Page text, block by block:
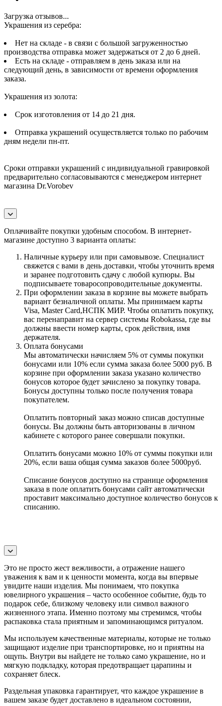
Загрузка отзывов...
Украшения из серебра:
Нет на складе - в связи с большой загруженностью
производства отправка может задержаться от 2 до 6 дней.
Есть на складе - отправляем в день заказа или на
следующий день, в зависимости от времени оформления
заказа.
Украшения из золота:
Срок изготовления от 14 до 21 дня.
Отправка украшений осуществляется только по рабочим
дням недели пн-пт.
Сроки отправки украшений с индивидуальной гравировкой
предварительно согласовываются с менеджером интернет
магазина Dr.Vorobev
Оплачивайте покупки удобным способом. В интернет-
магазине доступно 3 варианта оплаты:
Наличные курьеру или при самовывозе. Специалист
свяжется с вами в день доставки, чтобы уточнить время
и заранее подготовить сдачу с любой купюры. Вы
подписываете товаросопроводительные документы.
При оформлении заказа в корзине вы можете выбрать
вариант безналичной оплаты. Мы принимаем карты
Visa, Master Card,НСПК МИР. Чтобы оплатить покупку,
вас перенаправит на сервер системы Robokassa, где вы
должны ввести номер карты, срок действия, имя
держателя.
Оплата бонусами
Мы автоматически начисляем 5% от суммы покупки
бонусами или 10% если сумма заказа более 5000 руб. В
корзине при оформлении заказа указано количество
бонусов которое будет зачислено за покупку товара.
Бонусы доступны только после получения товара
покупателем.
Оплатить повторный заказ можно списав доступные
бонусы. Вы должны быть авторизованы в личном
кабинете с которого ранее совершали покупки.
Оплатить бонусами можно 10% от суммы покупки или
20%, если ваша общая сумма заказов более 5000руб.
Списание бонусов доступно на странице оформления
заказа в поле оплатить бонусами сайт автоматически
проставит максимально доступное количество бонусов к
списанию.
Это не просто жест вежливости, а отражение нашего
уважения к вам и к ценности момента, когда вы впервые
увидите наши изделия. Мы понимаем, что покупка
ювелирного украшения – часто особенное событие, будь то
подарок себе, близкому человеку или символ важного
жизненного этапа. Именно поэтому мы стремимся, чтобы
распаковка стала приятным и запоминающимся ритуалом.
Мы используем качественные материалы, которые не только
защищают изделие при транспортировке, но и приятны на
ощупь. Внутри вы найдете не только само украшение, но и
мягкую подкладку, которая предотвращает царапины и
сохраняет блеск.
Раздельная упаковка гарантирует, что каждое украшение в
вашем заказе будет доставлено в идеальном состоянии,